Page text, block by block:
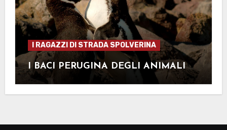
I RAGAZZI DI STRADA SPOLVERINA
I BACI PERUGINA DEGLI ANIMALI